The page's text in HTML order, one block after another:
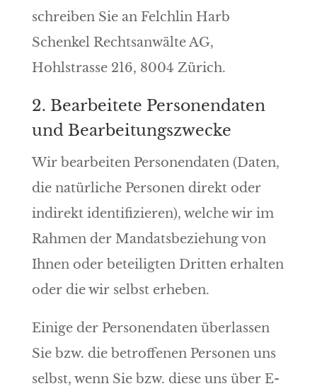
schreiben Sie an Felchlin Harb
Schenkel Rechtsanwälte AG,
Hohlstrasse 216, 8004 Zürich.
2. Bearbeitete Personendaten
und Bearbeitungszwecke
Wir bearbeiten Personendaten (Daten,
die natürliche Personen direkt oder
indirekt identifizieren), welche wir im
Rahmen der Mandatsbeziehung von
Ihnen oder beteiligten Dritten erhalten
oder die wir selbst erheben.
Einige der Personendaten überlassen
Sie bzw. die betroffenen Personen uns
selbst, wenn Sie bzw. diese uns über E-